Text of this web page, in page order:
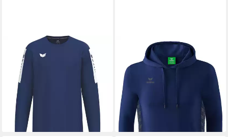
ERIMA
Fleecepullover erima Herren
Pullover INTRO Sweatshirt
ab 25,49 €
-15%
lieferbar - in 3-4 Werktagen bei dir
Hoodie Kinder Essential Team
Kapuzensweat (1-tlg)
ab 37,38 €
-25%
lieferbar - in 5-6 Werktagen bei dir